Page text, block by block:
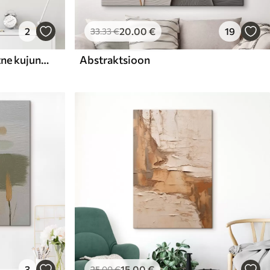
2
Smaragdroheline abstraktne kujundus kollaste joontega
33.33€20.00 € 19
Abstraktsioon